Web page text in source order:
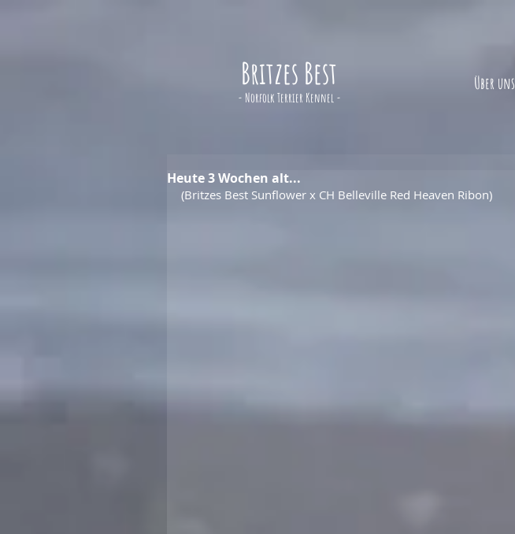
Britzes Best
- Norfolk Terrier Kennel -
Über uns
Heute 3 Wochen alt...
(Britzes Best Sunflower x CH Belleville Red Heaven Ribon)